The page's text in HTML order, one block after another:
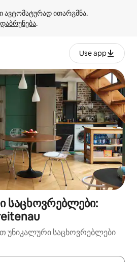
.
Use app
საცხოვრებლები:
უნიკალური საცხოვრებლები